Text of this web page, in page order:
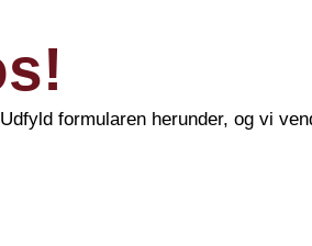
formularen herunder, og vi